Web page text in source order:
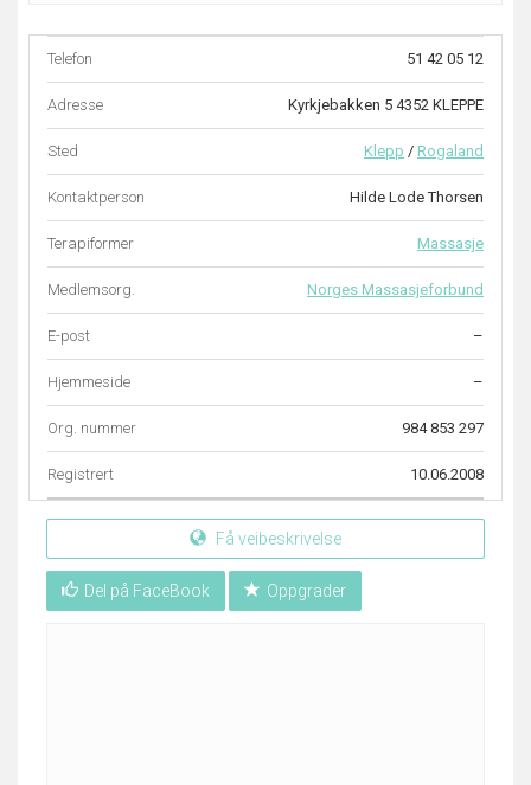
Telefon 51 42 05 12
Adresse Kyrkjebakken 5 4352 KLEPPE
Sted Klepp / Rogaland
Kontaktperson Hilde Lode Thorsen
Terapiformer Massasje
Medlemsorg. Norges Massasjeforbund
E-post –
Hjemmeside –
Org. nummer 984 853 297
Registrert 10.06.2008
Få veibeskrivelse
Del på FaceBook Oppgrader